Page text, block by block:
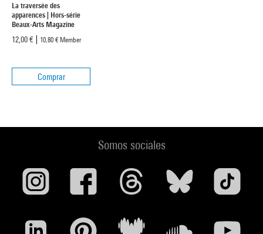
La traversée des
apparences | Hors-série
Beaux-Arts Magazine
12,00 €
10,80 € Member
Comprar
Somos sociales